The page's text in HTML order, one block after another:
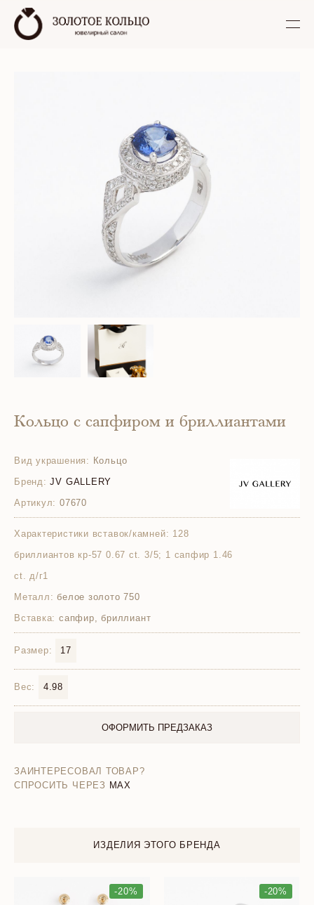
Кольцо с сапфиром и бриллиантами
Вид украшения: Кольцо
Бренд: JV GALLERY
Артикул: 07670
Характеристики вставок/камней: 128
бриллиантов кр-57 0.67 ct. 3/5; 1 сапфир 1.46
ct. д/г1
Металл: белое золото 750
Вставка: сапфир, бриллиант
Размер: 17
Вес: 4.98
ОФОРМИТЬ ПРЕДЗАКАЗ
ЗАИНТЕРЕСОВАЛ ТОВАР?
СПРОСИТЬ ЧЕРЕЗ MAX
ИЗДЕЛИЯ ЭТОГО БРЕНДА
-20% -20%